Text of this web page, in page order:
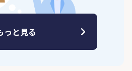
っと見る